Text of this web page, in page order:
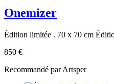
Onemizer
Édition limitée . 70 x 70 cm
850 €
Recommandé par Artsper